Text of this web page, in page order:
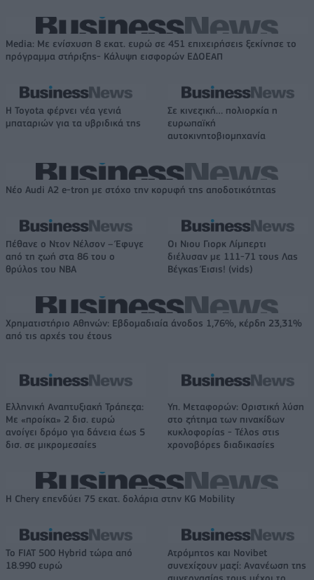
Media: Με ενίσχυση 8 εκατ. ευρώ σε 451 επιχειρήσεις ξεκίνησε το
πρόγραμμα στήριξης- Κάλυψη εισφορών ΕΔΟΕΑΠ
Η Toyota φέρνει νέα γενιά
μπαταριών για τα υβριδικά της
Σε κινεζική… πολιορκία η
ευρωπαϊκή
αυτοκινητοβιομηχανία
Νέο Audi A2 e-tron με στόχο την κορυφή της αποδοτικότητας
Πέθανε ο Ντον Νέλσον – Έφυγε
από τη ζωή στα 86 του ο
θρύλος του NBA
Οι Νιου Γιορκ Λίμπερτι
διέλυσαν με 111-71 τους Λας
Βέγκας Έισις! (vids)
Χρηματιστήριο Αθηνών: Εβδομαδιαία άνοδος 1,76%, κέρδη 23,31%
από τις αρχές του έτους
Ελληνική Αναπτυξιακή Τράπεζα:
Με «προίκα» 2 δισ. ευρώ
ανοίγει δρόμο για δάνεια έως 5
δισ. σε μικρομεσαίες
Υπ. Μεταφορών: Οριστική λύση
στο ζήτημα των πινακίδων
κυκλοφορίας - Τέλος στις
χρονοβόρες διαδικασίες
Η Chery επενδύει 75 εκατ. δολάρια στην KG Mobility
Το FIAT 500 Hybrid τώρα από
18.990 ευρώ
Ατρόμητος και Novibet
συνεχίζουν μαζί: Ανανέωση της
συνεργασίας τους μέχρι το